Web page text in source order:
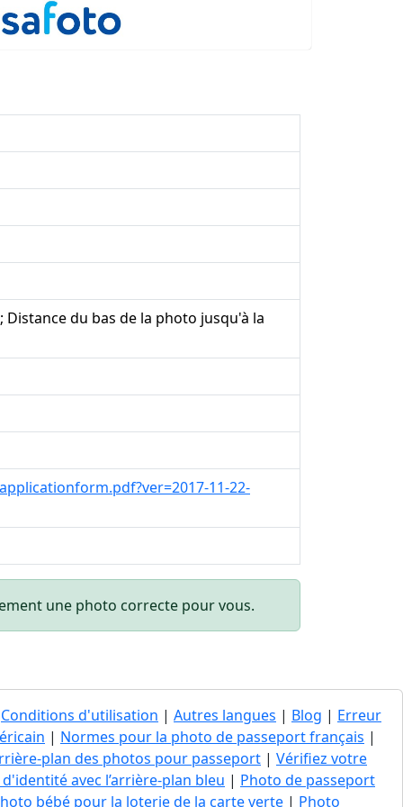
du bas de la photo jusqu'à la
11-22-
une photo correcte pour vous.
Conditions d'utilisation | Autres langues | Blog | Erreur
| Normes pour la photo de passeport français |
plan des photos pour passeport | Vérifiez votre
avec l’arrière-plan bleu | Photo de passeport
bébé pour la loterie de la carte verte | Photo